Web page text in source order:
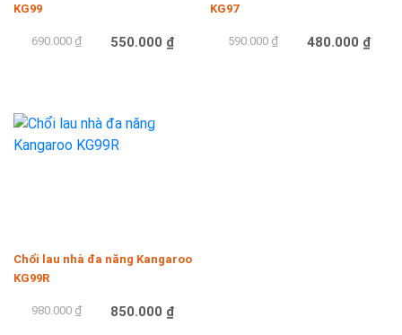
KG99
690.000 ₫ 550.000 ₫
KG97
590.000 ₫ 480.000 ₫
-13%
Chổi lau nhà đa năng Kangaroo
KG99R
980.000 ₫ 850.000 ₫